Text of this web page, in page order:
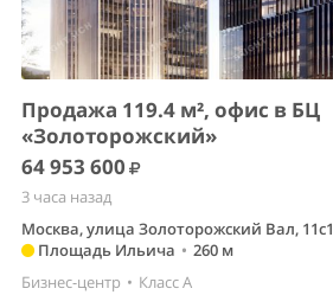
Продажа 119.4 м², офис в БЦ
«Золоторожский»
64 953 600
3 часа назад
Москва, улица Золоторожский Вал, 11с1
Площадь Ильича • 260 м
Бизнес-центр • Класс A